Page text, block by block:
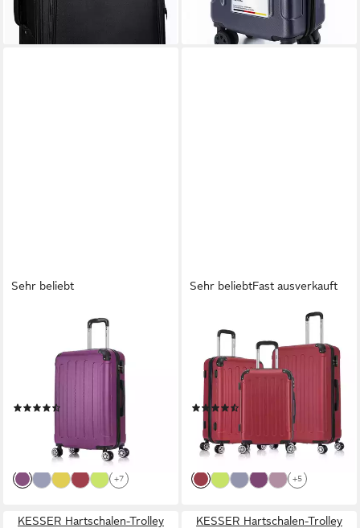
+17
Sehr beliebt
Hartschalen-Trolley F-2045
Kofferset, 360° Rollen,
robuster Reisekoffer,
Bordcase, 4 Rollen, Robuster
und moderner Koffer mit vier
Zahlenschloss
(76)
129,90 €
lieferbar - in 4-5 Werktagen bei dir
+7
Sehr beliebtFast ausverkauft
Hartschalen-Trolley F-2045
Kofferset, 360° Rollen,
robuster Reisekoffer,
Bordcase, 4 Rollen, Robuster
und moderner Koffer mit vier
360° Rollen und
Zahlenschloss
79,90 € UVP 269,90 €
-70%
lieferbar - in 4-5 Werktagen bei dir
+5
KESSER Hartschalen-Trolley
KESSER Hartschalen-Trolley